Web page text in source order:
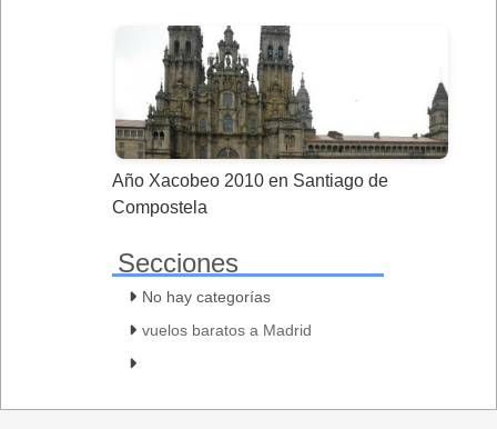
Año Xacobeo 2010 en Santiago de
Compostela
Secciones
No hay categorías
vuelos baratos a Madrid